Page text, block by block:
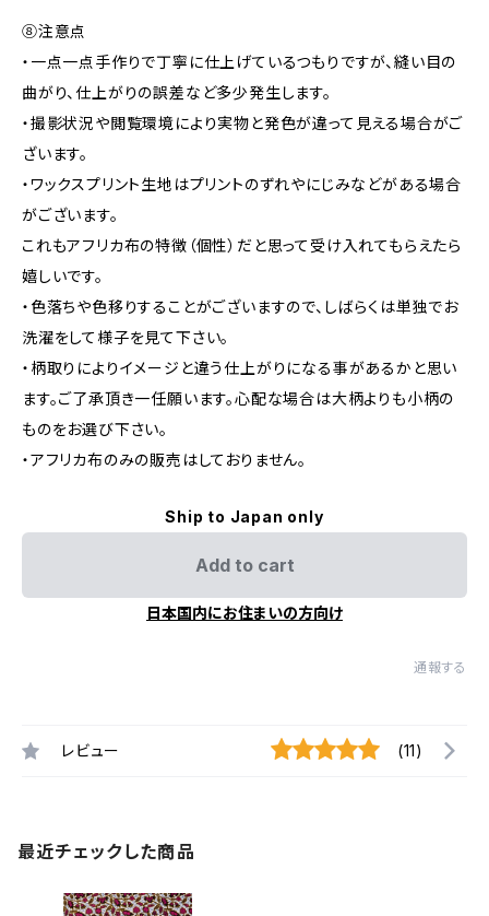
⑧注意点
・一点一点手作りで丁寧に仕上げているつもりですが、縫い目の
曲がり、仕上がりの誤差など多少発生します。
・撮影状況や閲覧環境により実物と発色が違って見える場合がご
ざいます。
・ワックスプリント生地はプリントのずれやにじみなどがある場合
がございます。
これもアフリカ布の特徴（個性）だと思って受け入れてもらえたら
嬉しいです。
・色落ちや色移りすることがございますので、しばらくは単独でお
洗濯をして様子を見て下さい。
・柄取りによりイメージと違う仕上がりになる事があるかと思い
ます。ご了承頂き一任願います。心配な場合は大柄よりも小柄の
ものをお選び下さい。
・アフリカ布のみの販売はしておりません。
Ship to Japan only
Add to cart
日本国内にお住まいの方向け
通報する
レビュー (11)
最近チェックした商品